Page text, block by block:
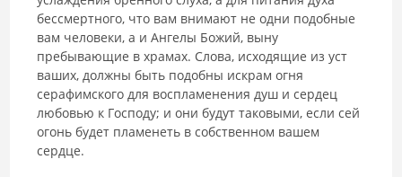
бессмертного, что вам внимают не одни подобные
вам человеки, а и Ангелы Божий, выну
пребывающие в храмах. Слова, исходящие из уст
ваших, должны быть подобны искрам огня
серафимского для воспламенения душ и сердец
любовью к Госпо­ду; и они будут таковыми, если сей
огонь будет пламенеть в собствен­ном вашем
сердце.